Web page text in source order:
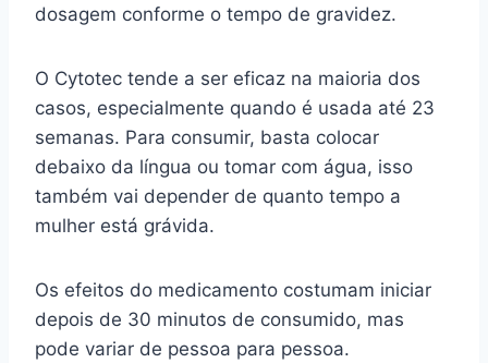
dosagem conforme o tempo de gravidez.
O Cytotec tende a ser eficaz na maioria dos
casos, especialmente quando é usada até 23
semanas. Para consumir, basta colocar
debaixo da língua ou tomar com água, isso
também vai depender de quanto tempo a
mulher está grávida.
Os efeitos do medicamento costumam iniciar
depois de 30 minutos de consumido, mas
pode variar de pessoa para pessoa.